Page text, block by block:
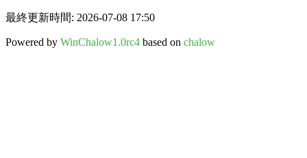
最終更新時間: 2026-07-08 17:50
Powered by WinChalow1.0rc4 based on chalow